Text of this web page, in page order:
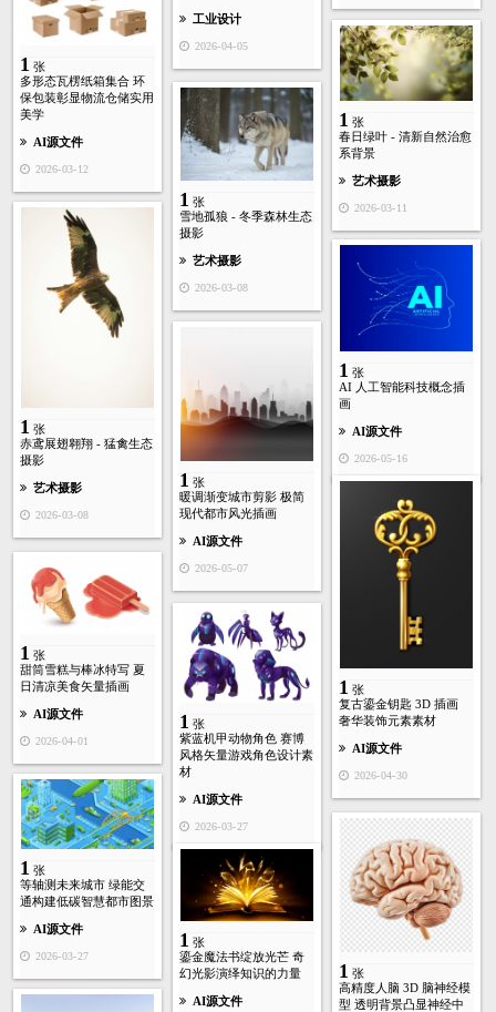
工业设计
2026-04-05
1 张
多形态瓦楞纸箱集合 环
保包装彰显物流仓储实用
美学
AI源文件
2026-03-12
1 张
春日绿叶 - 清新自然治愈
系背景
艺术摄影
2026-03-11
1 张
雪地孤狼 - 冬季森林生态
摄影
艺术摄影
2026-03-08
1 张
赤鸢展翅翱翔 - 猛禽生态
摄影
艺术摄影
2026-03-08
1 张
AI 人工智能科技概念插
画
AI源文件
2026-05-16
1 张
暖调渐变城市剪影 极简
现代都市风光插画
AI源文件
2026-05-07
1 张
复古鎏金钥匙 3D 插画
奢华装饰元素素材
AI源文件
2026-04-30
1 张
甜筒雪糕与棒冰特写 夏
日清凉美食矢量插画
AI源文件
2026-04-01
1 张
紫蓝机甲动物角色 赛博
风格矢量游戏角色设计素
材
AI源文件
2026-03-27
1 张
等轴测未来城市 绿能交
通构建低碳智慧都市图景
AI源文件
2026-03-27
1 张
高精度人脑 3D 脑神经模
型 透明背景凸显神经中
1 张
鎏金魔法书绽放光芒 奇
幻光影演绎知识的力量
AI源文件